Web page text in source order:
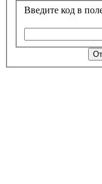
Введите код в